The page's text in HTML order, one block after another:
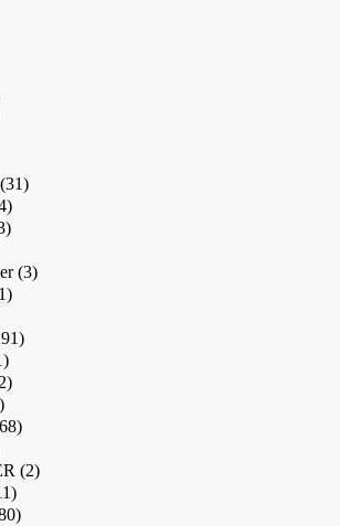
(3)
(2)